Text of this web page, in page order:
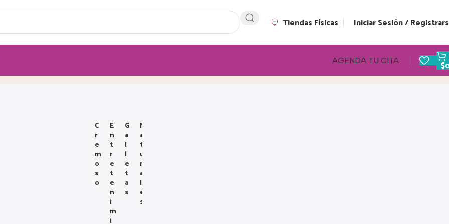
Tiendas Físicas Iniciar Sesión /
AGENDA TU CITA $
C
R
E
M
O
S
O
E
N
T
R
E
T
E
N
I
M
I
G
A
L
L
E
T
A
S
N
A
T
U
R
A
L
E
S